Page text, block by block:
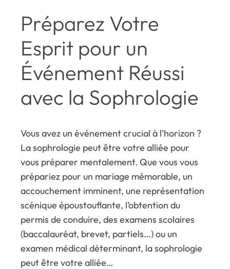
Préparez Votre
Esprit pour un
Événement Réussi
avec la Sophrologie
Vous avez un événement crucial à l’horizon ?
La sophrologie peut être votre alliée pour
vous préparer mentalement. Que vous vous
prépariez pour un mariage mémorable, un
accouchement imminent, une représentation
scénique époustouflante, l’obtention du
permis de conduire, des examens scolaires
(baccalauréat, brevet, partiels…) ou un
examen médical déterminant, la sophrologie
peut être votre alliée…